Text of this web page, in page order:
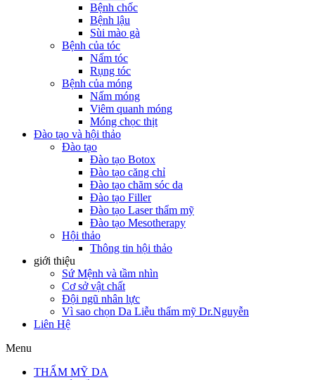
Bệnh chốc
Bệnh lậu
Sùi mào gà
Bệnh của tóc
Nấm tóc
Rụng tóc
Bệnh của móng
Nấm móng
Viêm quanh móng
Móng chọc thịt
Đào tạo và hội thảo
Đào tạo
Đào tạo Botox
Đào tạo căng chỉ
Đào tạo chăm sóc da
Đào tạo Filler
Đào tạo Laser thẩm mỹ
Đào tạo Mesotherapy
Hội thảo
Thông tin hội thảo
giới thiệu
Sứ Mệnh và tầm nhìn
Cơ sở vật chất
Đội ngũ nhân lực
Vì sao chọn Da Liễu thẩm mỹ Dr.Nguyễn
Liên Hệ
Menu
THẨM MỸ DA